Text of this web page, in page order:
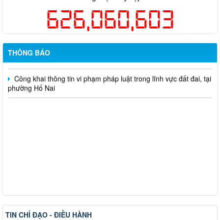
626,060,603
THÔNG BÁO
một lần cho người dân trên địa bàn thành phố Đồng Nai
Hỗ trợ đăng tải thông tin hợp nhất, thay đổi địa chỉ trụ sở làm
việc
Công khai thông tin vi phạm pháp luật trong lĩnh vực đất đai, tại
phường Hố Nai
TIN CHỈ ĐẠO - ĐIỀU HÀNH